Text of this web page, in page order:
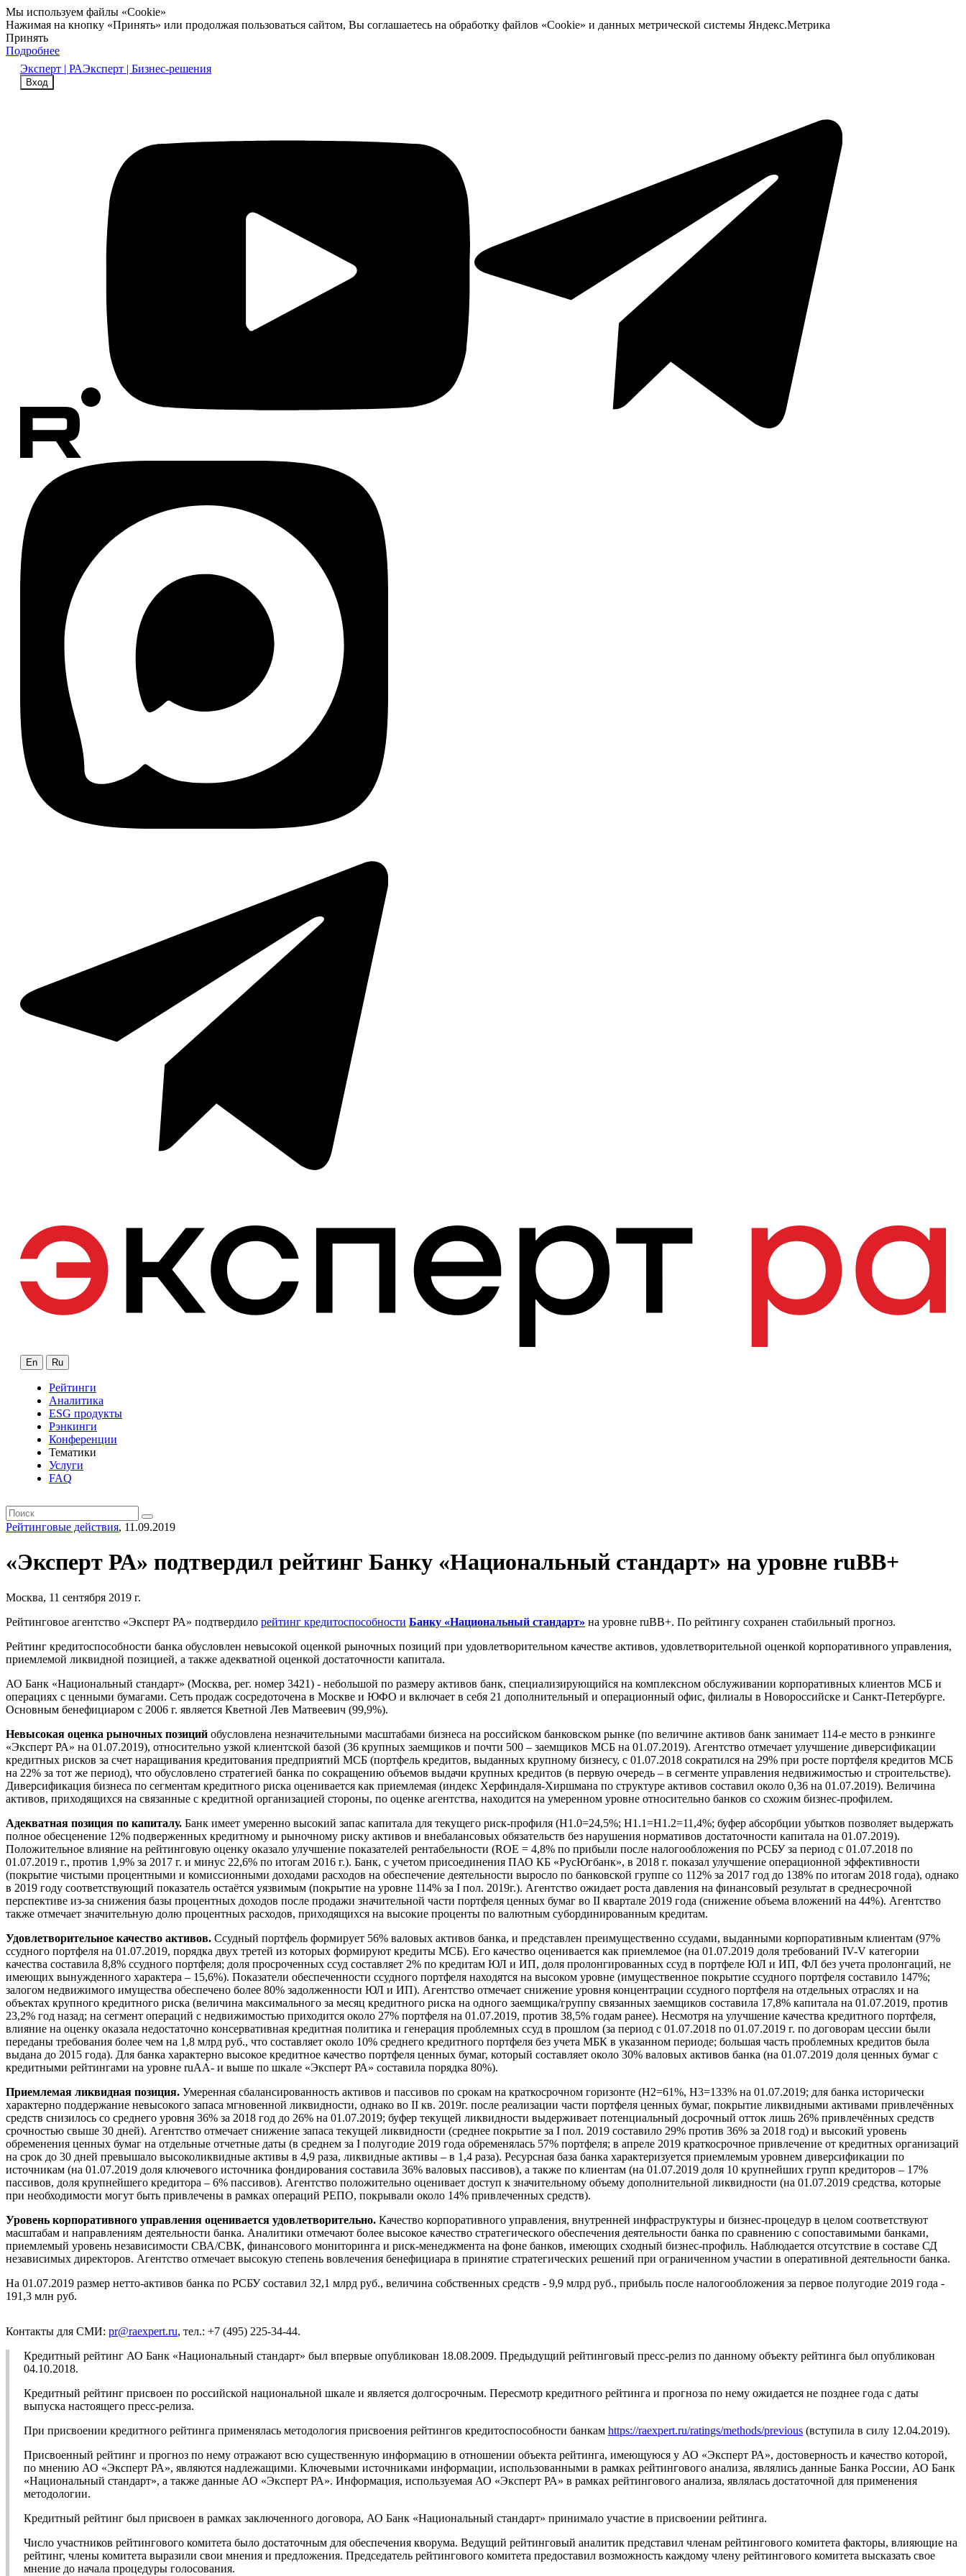
Мы используем файлы «Cookie»
Нажимая на кнопку «Принять» или продолжая пользоваться сайтом, Вы соглашаетесь на обработку файлов «Cookie» и данных метрической системы Яндекс.Метрика
Принять
Подробнее
Эксперт | РАЭксперт | Бизнес-решения
Вход
En Ru
Рейтинги
Аналитика
ESG продукты
Рэнкинги
Конференции
Тематики
Услуги
FAQ
Рейтинговые действия, 11.09.2019
«Эксперт РА» подтвердил рейтинг Банку «Национальный стандарт» на уровне ruBB+
Москва, 11 сентября 2019 г.
Рейтинговое агентство «Эксперт РА» подтвердило рейтинг кредитоспособности Банку «Национальный стандарт» на уровне ruBB+. По рейтингу сохранен стабильный прогноз.
Рейтинг кредитоспособности банка обусловлен невысокой оценкой рыночных позиций при удовлетворительном качестве активов, удовлетворительной оценкой корпоративного управления,
приемлемой ликвидной позицией, а также адекватной оценкой достаточности капитала.
АО Банк «Национальный стандарт» (Москва, рег. номер 3421) - небольшой по размеру активов банк, специализирующийся на комплексном обслуживании корпоративных клиентов МСБ и
операциях с ценными бумагами. Сеть продаж сосредоточена в Москве и ЮФО и включает в себя 21 дополнительный и операционный офис, филиалы в Новороссийске и Санкт-Петербурге.
Основным бенефициаром с 2006 г. является Кветной Лев Матвеевич (99,9%).
Невысокая оценка рыночных позиций обусловлена незначительными масштабами бизнеса на российском банковском рынке (по величине активов банк занимает 114-е место в рэнкинге
«Эксперт РА» на 01.07.2019), относительно узкой клиентской базой (36 крупных заемщиков и почти 500 – заемщиков МСБ на 01.07.2019). Агентство отмечает улучшение диверсификации
кредитных рисков за счет наращивания кредитования предприятий МСБ (портфель кредитов, выданных крупному бизнесу, с 01.07.2018 сократился на 29% при росте портфеля кредитов МСБ
на 22% за тот же период), что обусловлено стратегией банка по сокращению объемов выдачи крупных кредитов (в первую очередь – в сегменте управления недвижимостью и строительстве).
Диверсификация бизнеса по сегментам кредитного риска оценивается как приемлемая (индекс Херфиндаля-Хиршмана по структуре активов составил около 0,36 на 01.07.2019). Величина
активов, приходящихся на связанные с кредитной организацией стороны, по оценке агентства, находится на умеренном уровне относительно банков со схожим бизнес-профилем.
Адекватная позиция по капиталу. Банк имеет умеренно высокий запас капитала для текущего риск-профиля (Н1.0=24,5%; Н1.1=Н1.2=11,4%; буфер абсорбции убытков позволяет выдержать
полное обесценение 12% подверженных кредитному и рыночному риску активов и внебалансовых обязательств без нарушения нормативов достаточности капитала на 01.07.2019).
Положительное влияние на рейтинговую оценку оказало улучшение показателей рентабельности (ROE = 4,8% по прибыли после налогообложения по РСБУ за период с 01.07.2018 по
01.07.2019 г., против 1,9% за 2017 г. и минус 22,6% по итогам 2016 г.). Банк, с учетом присоединения ПАО КБ «РусЮгбанк», в 2018 г. показал улучшение операционной эффективности
(покрытие чистыми процентными и комиссионными доходами расходов на обеспечение деятельности выросло по банковской группе со 112% за 2017 год до 138% по итогам 2018 года), однако
в 2019 году соответствующий показатель остаётся уязвимым (покрытие на уровне 114% за I пол. 2019г.). Агентство ожидает роста давления на финансовый результат в среднесрочной
перспективе из-за снижения базы процентных доходов после продажи значительной части портфеля ценных бумаг во II квартале 2019 года (снижение объема вложений на 44%). Агентство
также отмечает значительную долю процентных расходов, приходящихся на высокие проценты по валютным субординированным кредитам.
Удовлетворительное качество активов. Ссудный портфель формирует 56% валовых активов банка, и представлен преимущественно ссудами, выданными корпоративным клиентам (97%
ссудного портфеля на 01.07.2019, порядка двух третей из которых формируют кредиты МСБ). Его качество оценивается как приемлемое (на 01.07.2019 доля требований IV-V категории
качества составила 8,8% ссудного портфеля; доля просроченных ссуд составляет 2% по кредитам ЮЛ и ИП, доля пролонгированных ссуд в портфеле ЮЛ и ИП, ФЛ без учета пролонгаций, не
имеющих вынужденного характера – 15,6%). Показатели обеспеченности ссудного портфеля находятся на высоком уровне (имущественное покрытие ссудного портфеля составило 147%;
залогом недвижимого имущества обеспечено более 80% задолженности ЮЛ и ИП). Агентство отмечает снижение уровня концентрации ссудного портфеля на отдельных отраслях и на
объектах крупного кредитного риска (величина максимального за месяц кредитного риска на одного заемщика/группу связанных заемщиков составила 17,8% капитала на 01.07.2019, против
23,2% год назад; на сегмент операций с недвижимостью приходится около 27% портфеля на 01.07.2019, против 38,5% годам ранее). Несмотря на улучшение качества кредитного портфеля,
влияние на оценку оказала недостаточно консервативная кредитная политика и генерация проблемных ссуд в прошлом (за период с 01.07.2018 по 01.07.2019 г. по договорам цессии были
переданы требования более чем на 1,8 млрд руб., что составляет около 10% среднего кредитного портфеля без учета МБК в указанном периоде; большая часть проблемных кредитов была
выдана до 2015 года). Для банка характерно высокое кредитное качество портфеля ценных бумаг, который составляет около 30% валовых активов банка (на 01.07.2019 доля ценных бумаг с
кредитными рейтингами на уровне ruAA- и выше по шкале «Эксперт РА» составила порядка 80%).
Приемлемая ликвидная позиция. Умеренная сбалансированность активов и пассивов по срокам на краткосрочном горизонте (Н2=61%, Н3=133% на 01.07.2019; для банка исторически
характерно поддержание невысокого запаса мгновенной ликвидности, однако во II кв. 2019г. после реализации части портфеля ценных бумаг, покрытие ликвидными активами привлечённых
средств снизилось со среднего уровня 36% за 2018 год до 26% на 01.07.2019; буфер текущей ликвидности выдерживает потенциальный досрочный отток лишь 26% привлечённых средств
срочностью свыше 30 дней). Агентство отмечает снижение запаса текущей ликвидности (среднее покрытие за I пол. 2019 составило 29% против 36% за 2018 год) и высокий уровень
обременения ценных бумаг на отдельные отчетные даты (в среднем за I полугодие 2019 года обременялась 57% портфеля; в апреле 2019 краткосрочное привлечение от кредитных организаций
на срок до 30 дней превышало высоколиквидные активы в 4,9 раза, ликвидные активы – в 1,4 раза). Ресурсная база банка характеризуется приемлемым уровнем диверсификации по
источникам (на 01.07.2019 доля ключевого источника фондирования составила 36% валовых пассивов), а также по клиентам (на 01.07.2019 доля 10 крупнейших групп кредиторов – 17%
пассивов, доля крупнейшего кредитора – 6% пассивов). Агентство положительно оценивает доступ к значительному объему дополнительной ликвидности (на 01.07.2019 средства, которые
при необходимости могут быть привлечены в рамках операций РЕПО, покрывали около 14% привлеченных средств).
Уровень корпоративного управления оценивается удовлетворительно. Качество корпоративного управления, внутренней инфраструктуры и бизнес-процедур в целом соответствуют
масштабам и направлениям деятельности банка. Аналитики отмечают более высокое качество стратегического обеспечения деятельности банка по сравнению с сопоставимыми банками,
приемлемый уровень независимости СВА/СВК, финансового мониторинга и риск-менеджмента на фоне банков, имеющих сходный бизнес-профиль. Наблюдается отсутствие в составе СД
независимых директоров. Агентство отмечает высокую степень вовлечения бенефициара в принятие стратегических решений при ограниченном участии в оперативной деятельности банка.
На 01.07.2019 размер нетто-активов банка по РСБУ составил 32,1 млрд руб., величина собственных средств - 9,9 млрд руб., прибыль после налогообложения за первое полугодие 2019 года -
191,3 млн руб.
Контакты для СМИ: pr@raexpert.ru, тел.: +7 (495) 225-34-44.
Кредитный рейтинг АО Банк «Национальный стандарт» был впервые опубликован 18.08.2009. Предыдущий рейтинговый пресс-релиз по данному объекту рейтинга был опубликован
04.10.2018.
Кредитный рейтинг присвоен по российской национальной шкале и является долгосрочным. Пересмотр кредитного рейтинга и прогноза по нему ожидается не позднее года с даты
выпуска настоящего пресс-релиза.
При присвоении кредитного рейтинга применялась методология присвоения рейтингов кредитоспособности банкам https://raexpert.ru/ratings/methods/previous (вступила в силу 12.04.2019).
Присвоенный рейтинг и прогноз по нему отражают всю существенную информацию в отношении объекта рейтинга, имеющуюся у АО «Эксперт РА», достоверность и качество которой,
по мнению АО «Эксперт РА», являются надлежащими. Ключевыми источниками информации, использованными в рамках рейтингового анализа, являлись данные Банка России, АО Банк
«Национальный стандарт», а также данные АО «Эксперт РА». Информация, используемая АО «Эксперт РА» в рамках рейтингового анализа, являлась достаточной для применения
методологии.
Кредитный рейтинг был присвоен в рамках заключенного договора, АО Банк «Национальный стандарт» принимало участие в присвоении рейтинга.
Число участников рейтингового комитета было достаточным для обеспечения кворума. Ведущий рейтинговый аналитик представил членам рейтингового комитета факторы, влияющие на
рейтинг, члены комитета выразили свои мнения и предложения. Председатель рейтингового комитета предоставил возможность каждому члену рейтингового комитета высказать свое
мнение до начала процедуры голосования.